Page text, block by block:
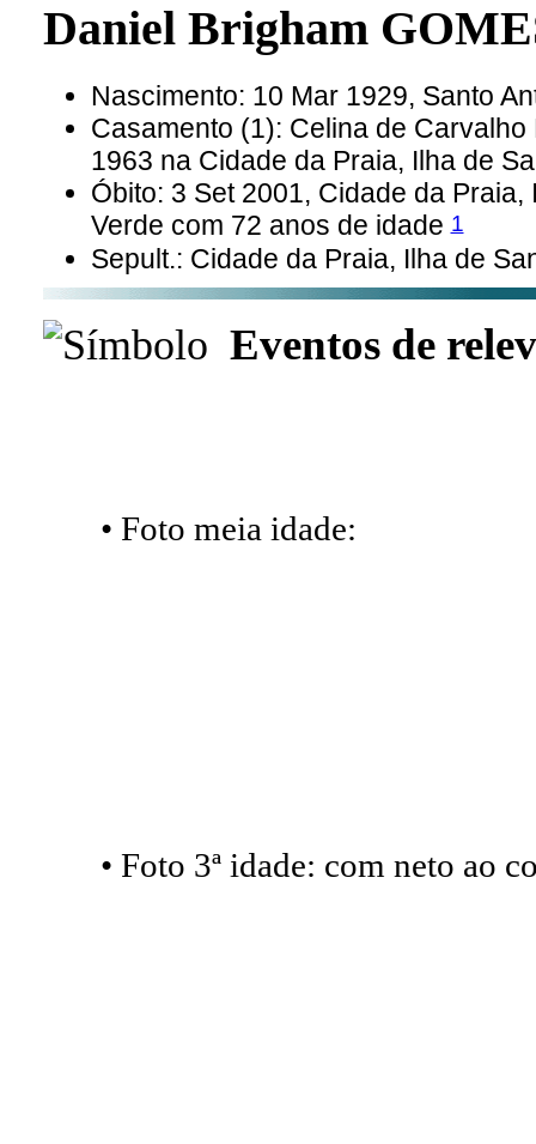
Daniel Brigham
Nascimento: 10 Mar 1929, Santo
Casamento (1): Celina de
1963 na Cidade da Praia, Ilha de
Óbito: 3 Set 2001, Cidade da
Verde com 72 anos de idade1
Sepult.: Cidade da Praia, Ilha de
Eventos de
• Foto meia idade:
• Foto 3ª idade: com neto ao